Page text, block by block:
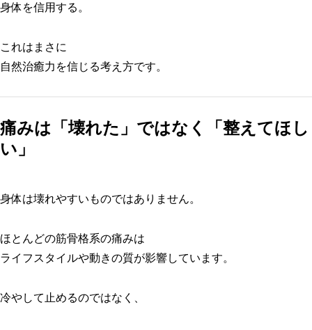
身体を信用する。
これはまさに
自然治癒力を信じる考え方です。
痛みは「壊れた」ではなく「整えてほし
い」
身体は壊れやすいものではありません。
ほとんどの筋骨格系の痛みは
ライフスタイルや動きの質が影響しています。
冷やして止めるのではなく、